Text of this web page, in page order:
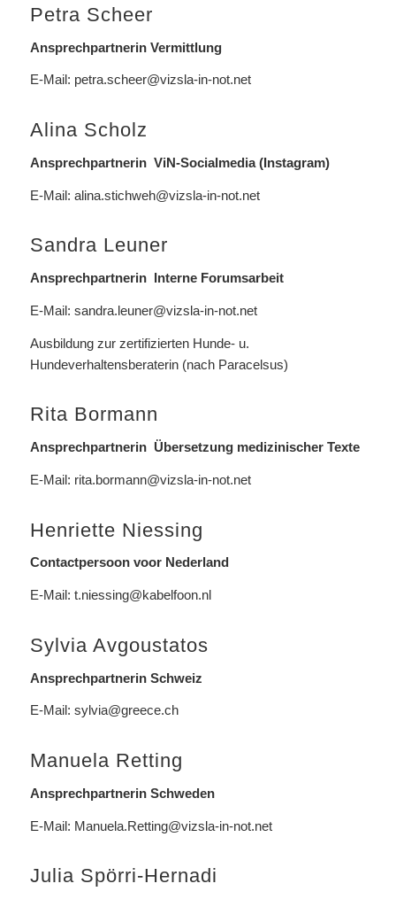
Petra Scheer
Ansprechpartnerin Vermittlung
E-Mail: petra.scheer@vizsla-in-not.net
Alina Scholz
Ansprechpartnerin ViN-Socialmedia (Instagram)
E-Mail: alina.stichweh@vizsla-in-not.net
Sandra Leuner
Ansprechpartnerin Interne Forumsarbeit
E-Mail: sandra.leuner@vizsla-in-not.net
Ausbildung zur zertifizierten Hunde- u.
Hundeverhaltensberaterin (nach Paracelsus)
Rita Bormann
Ansprechpartnerin Übersetzung medizinischer Texte
E-Mail: rita.bormann@vizsla-in-not.net
Henriette Niessing
Contactpersoon voor Nederland
E-Mail: t.niessing@kabelfoon.nl
Sylvia Avgoustatos
Ansprechpartnerin Schweiz
E-Mail: sylvia@greece.ch
Manuela Retting
Ansprechpartnerin Schweden
E-Mail: Manuela.Retting@vizsla-in-not.net
Julia Spörri-Hernadi